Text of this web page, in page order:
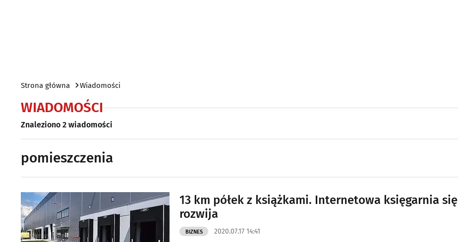
Strona główna Wiadomości
WIADOMOŚCI
Znaleziono 2 wiadomości
pomieszczenia
13 km półek z książkami. Internetowa księgarnia się
rozwija
BIZNES 2020.07.17 14:41